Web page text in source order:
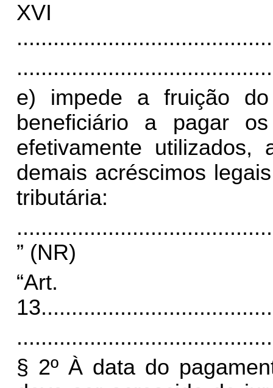
e) impede a fruição
beneficiário a pagar
efetivamente
demais acréscimos
tributária:
” (NR)
“Art.
13.
§ 2º À data do